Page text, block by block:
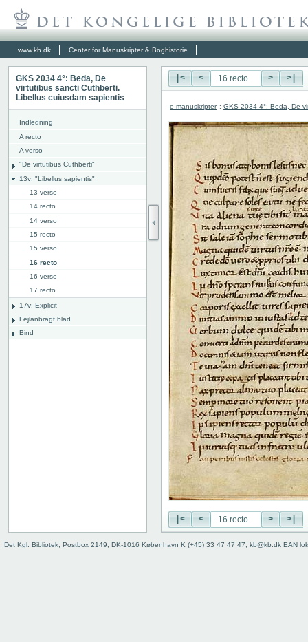
www.kb.dk Center for Manuskripter & Boghistorie
GKS 2034 4°: Beda, De
virtutibus sancti Cuthberti.
Libellus cuiusdam sapientis
Indledning
A recto
A verso
"De virtutibus Cuthberti"
13v: "Libellus sapientis"
13 verso
14 recto
14 verso
15 recto
15 verso
16 recto
16 verso
17 recto
17v: Explicit
Fejlanbragt blad
Bind
|< < > >|
e-manuskripter : GKS 2034 4°: Beda, De
|< < > >|
Det Kgl. Bibliotek, Postbox 2149, DK-1016 København K (+45) 33 47 47 47, kb@kb.dk EAN